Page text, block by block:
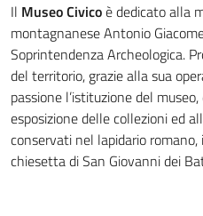
Il Museo Civicoè dedicato alla
montagnanese Antonio
Soprintendenza Archeologica.
del territorio, grazie alla sua
passione l’istituzione del
esposizione delle collezioni ed
conservati nel lapidario
chiesetta di San Giovanni dei